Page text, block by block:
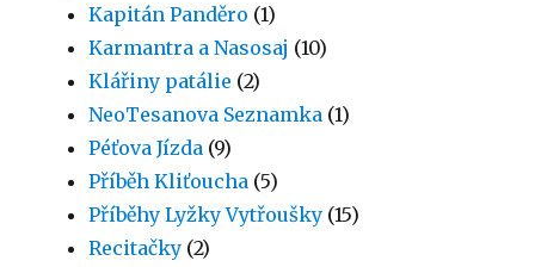
Kapitán Panděro (1)
Karmantra a Nasosaj (10)
Klářiny patálie (2)
NeoTesanova Seznamka (1)
Péťova Jízda (9)
Příběh Kliťoucha (5)
Příběhy Lyžky Vytřoušky (15)
Recitačky (2)